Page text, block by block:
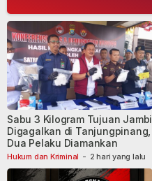
Hukum dan Kriminal - 2 hari yang lalu
Sabu 3 Kilogram Tujuan Jambi
Digagalkan di Tanjungpinang,
Dua Pelaku Diamankan